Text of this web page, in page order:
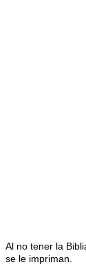
Al no tener la
se le impriman.